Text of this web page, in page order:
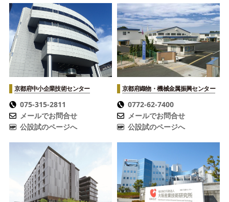
京都府中小企業技術センター
075-315-2811
メールでお問合せ
公設試のページへ
京都府織物・機械金属振興センター
0772-62-7400
メールでお問合せ
公設試のページへ